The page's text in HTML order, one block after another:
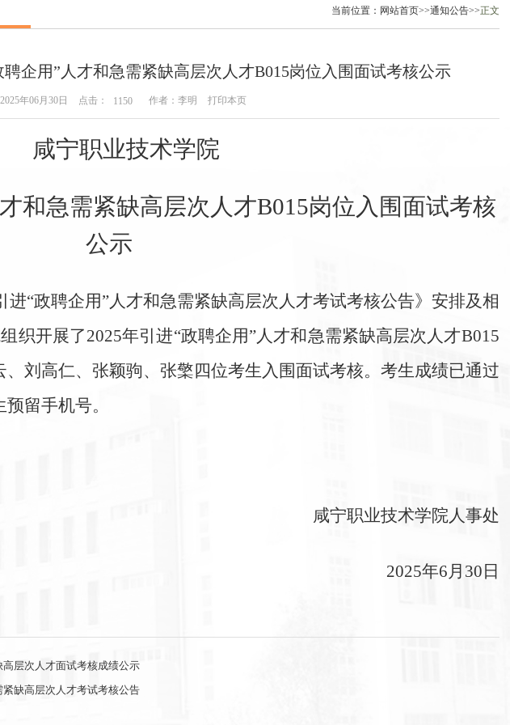
当前位置： 网站首页>>通知公告>>正文
企用”人才和急需紧缺高层次人才B015岗位入围面试考核公示
年06月30日 点击： 1150 作者：李明 打印本页
咸宁职业技术学院
和急需紧缺高层次人才B015岗位入围面试考核
公示
进“政聘企用”人才和急需紧缺高层次人才考试考核公告》安排及相
织开展了2025年引进“政聘企用”人才和急需紧缺高层次人才B015
刘高仁、张颖驹、张檠四位考生入围面试考核。考生成绩已通过
留手机号。
咸宁职业技术学院人事处
2025年6月30日
层次人才面试考核成绩公示
缺高层次人才考试考核公告